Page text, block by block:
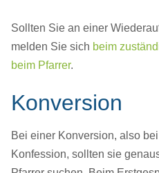
Sollten Sie an einer
melden Sie sich beim
beim Pfarrer.
Konversion
Bei einer Konversion, also
Konfession, sollten sie